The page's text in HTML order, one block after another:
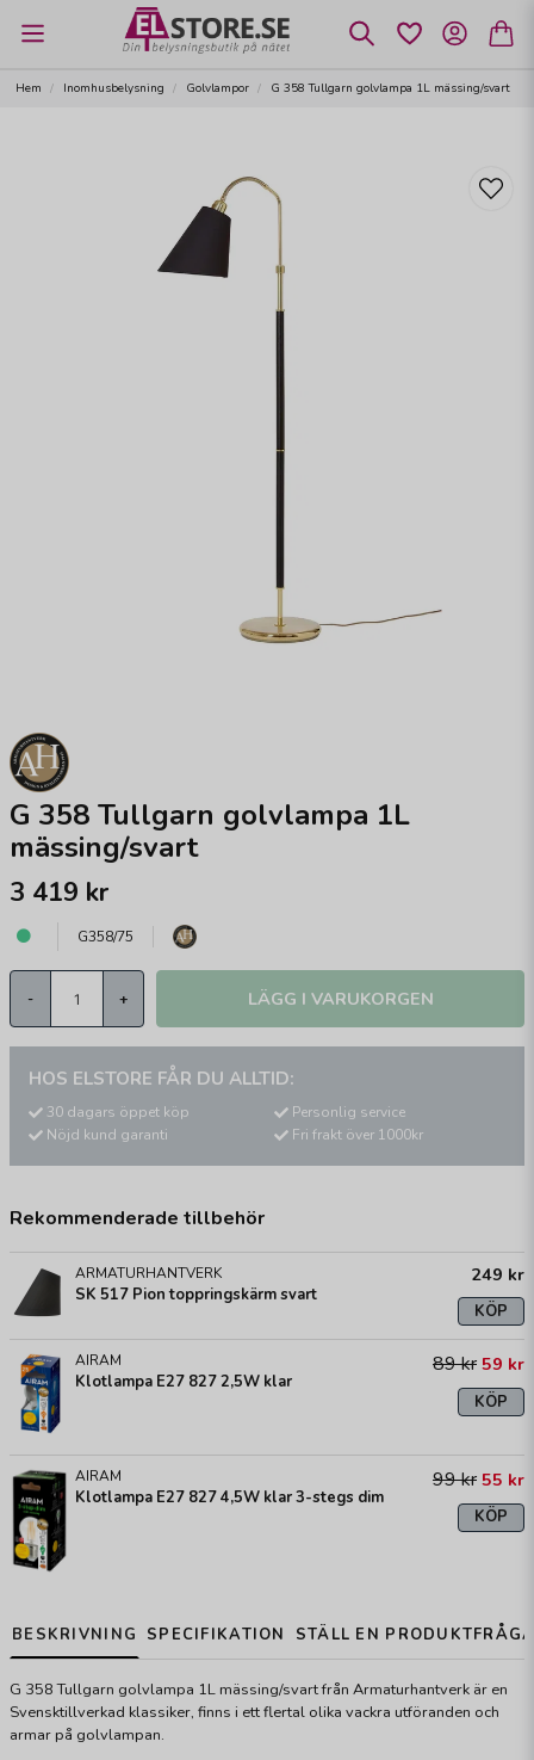
Hem Inomhusbelysning Golvlampor G 358 Tullgarn golvlampa 1L mässing/svart
G 358 Tullgarn golvlampa 1L
mässing/svart
3 419 kr
G358/75
- + LÄGG I VARUKORGEN
HOS ELSTORE FÅR DU ALLTID:
30 dagars öppet köp
Nöjd kund garanti
Personlig service
Fri frakt över 1000kr
Rekommenderade tillbehör
ARMATURHANTVERK
SK 517 Pion toppringskärm svart
249 kr
KÖP
AIRAM
Klotlampa E27 827 2,5W klar
89 kr 59 kr
KÖP
AIRAM
Klotlampa E27 827 4,5W klar 3-stegs dim
99 kr 55 kr
KÖP
BESKRIVNING SPECIFIKATION STÄLL EN
G 358 Tullgarn golvlampa 1L mässing/svart från Armaturhantverk är en
Svensktillverkad klassiker, finns i ett flertal olika vackra utföranden och
armar på golvlampan.